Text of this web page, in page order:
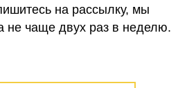
на рассылку, мы
не чаще двух раз в неделю.